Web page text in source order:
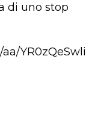
di uno stop
YR0zQeSwli